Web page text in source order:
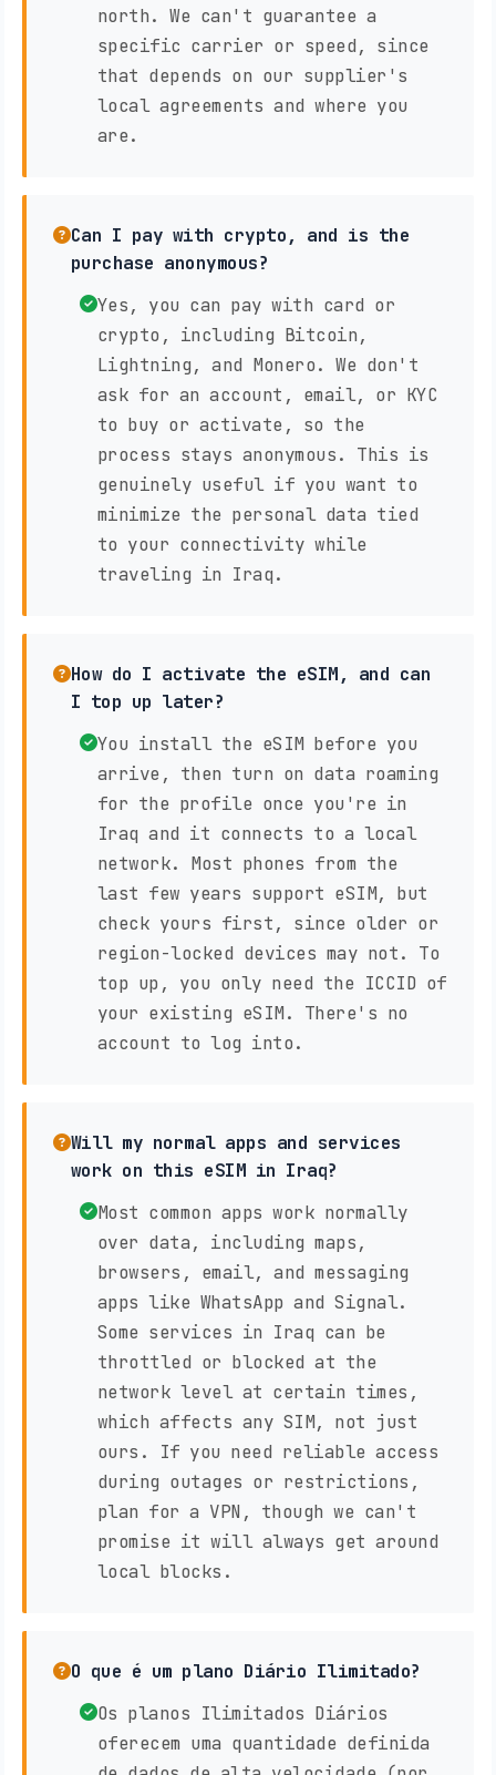
north. We can't guarantee a
specific carrier or speed, since
that depends on our supplier's
local agreements and where you
are.
Can I pay with crypto, and is the
purchase anonymous?
Yes, you can pay with card or
crypto, including Bitcoin,
Lightning, and Monero. We don't
ask for an account, email, or KYC
to buy or activate, so the
process stays anonymous. This is
genuinely useful if you want to
minimize the personal data tied
to your connectivity while
traveling in Iraq.
How do I activate the eSIM, and can
I top up later?
You install the eSIM before you
arrive, then turn on data roaming
for the profile once you're in
Iraq and it connects to a local
network. Most phones from the
last few years support eSIM, but
check yours first, since older or
region-locked devices may not. To
top up, you only need the ICCID of
your existing eSIM. There's no
account to log into.
Will my normal apps and services
work on this eSIM in Iraq?
Most common apps work normally
over data, including maps,
browsers, email, and messaging
apps like WhatsApp and Signal.
Some services in Iraq can be
throttled or blocked at the
network level at certain times,
which affects any SIM, not just
ours. If you need reliable access
during outages or restrictions,
plan for a VPN, though we can't
promise it will always get around
local blocks.
O que é um plano Diário Ilimitado?
Os planos Ilimitados Diários
oferecem uma quantidade definida